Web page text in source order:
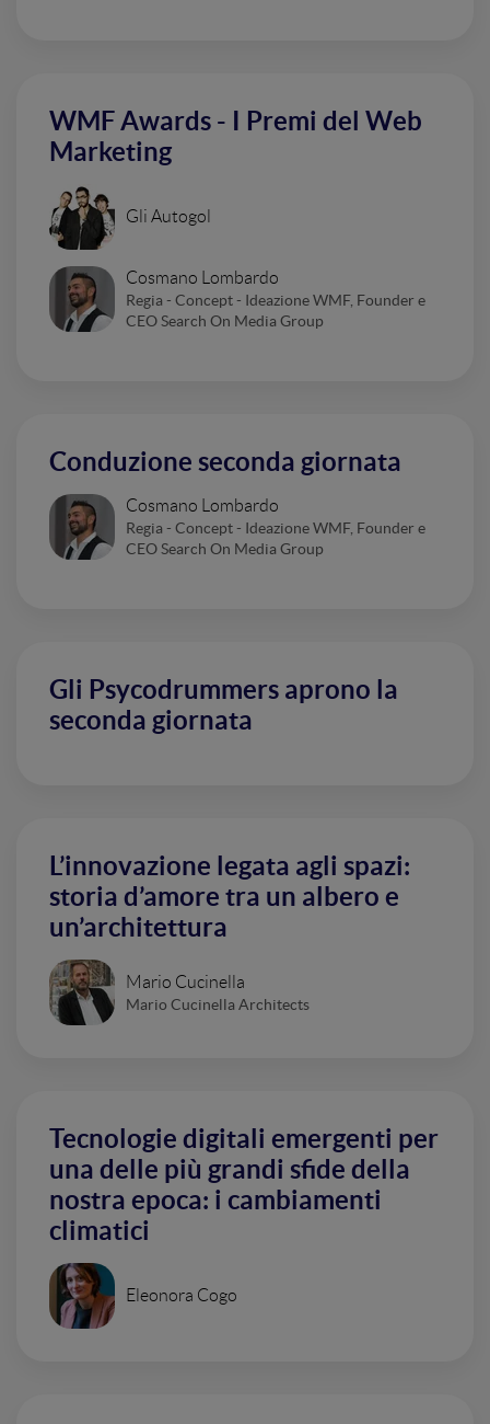
WMF Awards - I Premi del Web
Marketing
Gli Autogol
Cosmano Lombardo
Regia - Concept - Ideazione WMF, Founder e
CEO Search On Media Group
Conduzione seconda giornata
Cosmano Lombardo
Regia - Concept - Ideazione WMF, Founder e
CEO Search On Media Group
Gli Psycodrummers aprono la
seconda giornata
L’innovazione legata agli spazi:
storia d’amore tra un albero e
un’architettura
Mario Cucinella
Mario Cucinella Architects
Tecnologie digitali emergenti per
una delle più grandi sfide della
nostra epoca: i cambiamenti
climatici
Eleonora Cogo